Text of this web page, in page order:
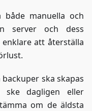
både manuella och
server och dess
att återställa
ska skapas
dagligen eller
om de äldsta